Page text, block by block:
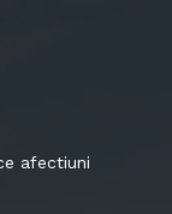
afectiuni